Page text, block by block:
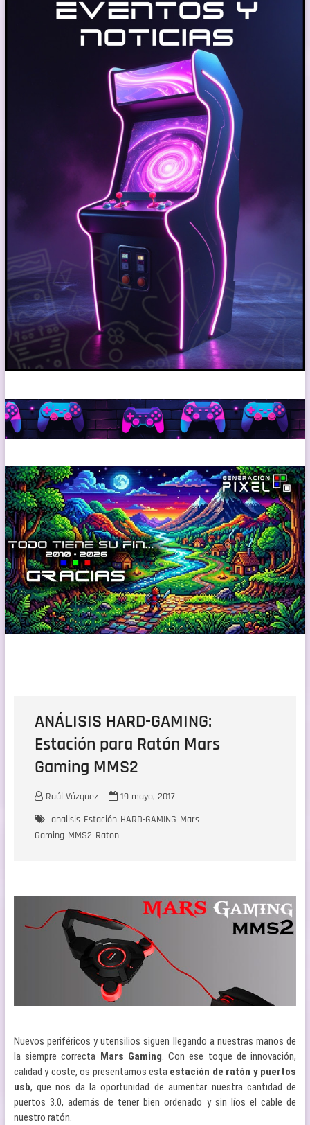
ANÁLISIS HARD-GAMING:
Estación para Ratón Mars
Gaming MMS2
Raúl Vázquez
19 mayo, 2017
analisis Estación HARD-GAMING Mars
Gaming MMS2 Raton
Nuevos periféricos y utensilios siguen llegando a nuestras manos de
la siempre correcta Mars Gaming. Con ese toque de innovación,
calidad y coste, os presentamos esta estación de ratón y puertos
usb, que nos da la oportunidad de aumentar nuestra cantidad de
puertos 3.0, además de tener bien ordenado y sin líos el cable de
nuestro ratón.